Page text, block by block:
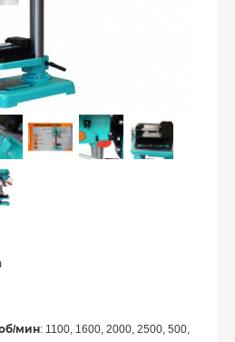
мин: 1100, 1600, 2000, 2500, 500,